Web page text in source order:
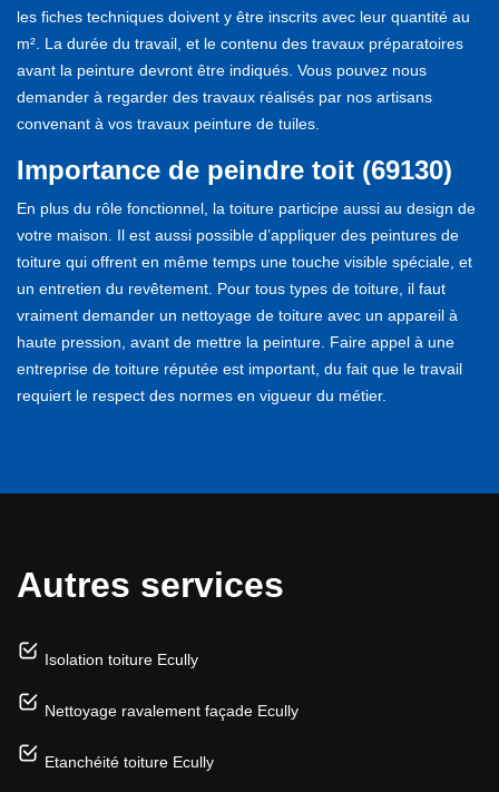
les fiches techniques doivent y être inscrits avec leur quantité au
m². La durée du travail, et le contenu des travaux préparatoires
avant la peinture devront être indiqués. Vous pouvez nous
demander à regarder des travaux réalisés par nos artisans
convenant à vos travaux peinture de tuiles.
Importance de peindre toit (69130)
En plus du rôle fonctionnel, la toiture participe aussi au design de
votre maison. Il est aussi possible d’appliquer des peintures de
toiture qui offrent en même temps une touche visible spéciale, et
un entretien du revêtement. Pour tous types de toiture, il faut
vraiment demander un nettoyage de toiture avec un appareil à
haute pression, avant de mettre la peinture. Faire appel à une
entreprise de toiture réputée est important, du fait que le travail
requiert le respect des normes en vigueur du métier.
Autres services
Isolation toiture Ecully
Nettoyage ravalement façade Ecully
Etanchéité toiture Ecully